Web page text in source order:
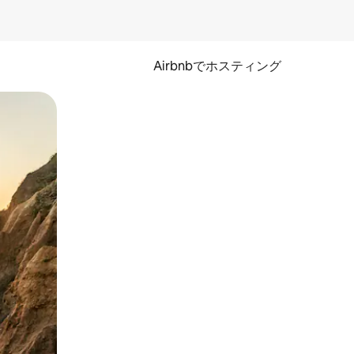
Airbnbでホスティング
できます。